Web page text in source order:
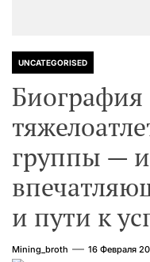
UNCATEGORISED
Биография
группы —
и пути к
Mining_broth 16 Февраля